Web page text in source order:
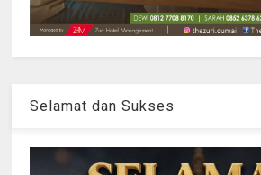
Selamat dan Sukses